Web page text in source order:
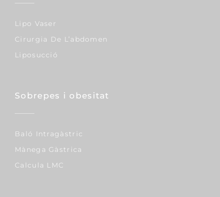
Lipo Vaser
Cirurgia De L’abdomen
Liposucció
Sobrepes i obesitat
Baló Intragàstric
Mànega Gàstrica
Calcula LMC